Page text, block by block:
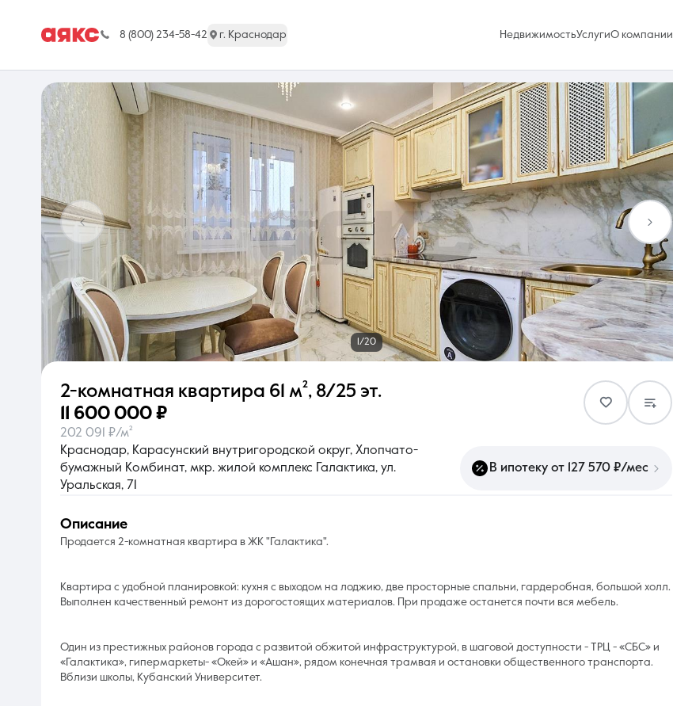
8 (800) 234-58-42 г. Краснодар НедвижимостьУслугиО компании
г. Краснодар Избранное
0 объявлений
Недвижимость Услуги
О компании Контакты
1/20
2-комнатная квартира 61 м², 8/25 эт.
11 600 000 ₽
202 091 ₽/м²
Краснодар, Карасунский внутригородской округ, Хлопчато-
бумажный Комбинат, мкр. жилой комплекс Галактика, ул.
Уральская, 71
В ипотеку от 127 570 ₽/мес
описание
Пpодaется 2-кoмнaтная квaртиpa в ЖК "Галактика".
Квартира с удобной планировкой: кухня с выходом на лоджию, две просторные спальни, гардеробная, большой холл.
Выполнен качественный ремонт из дорогостоящих материалов. При продаже останется почти вся мебель.
Один из престижных районов города с развитой обжитой инфраструктурой, в шаговой доступности - ТРЦ - «СБС» и
«Галактика», гипермаркеты- «Окей» и «Ашан», рядом конечная трамвая и остановки общественного транспорта.
Вблизи школы, Кубанский Университет.